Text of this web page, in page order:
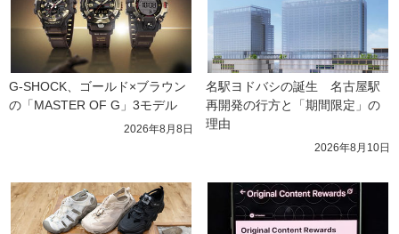
G-SHOCK、ゴールド×ブラウン
の「MASTER OF G」3モデル
2026年8月8日
名駅ヨドバシの誕生　名古屋駅
再開発の行方と「期間限定」の
理由
2026年8月10日